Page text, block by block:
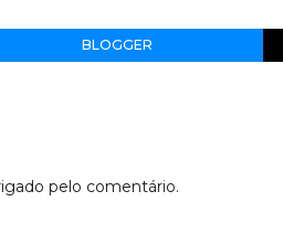
BLOGGER
pelo comentário.